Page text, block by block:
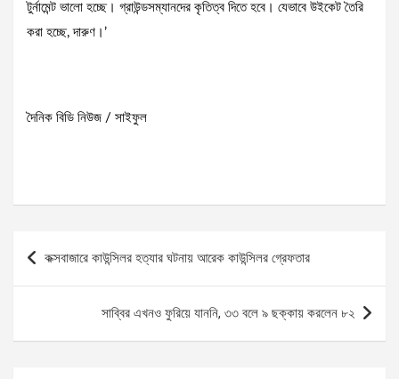
টুর্নামেন্ট ভালো হচ্ছে। গ্রাউন্ডসম্যানদের কৃতিত্ব দিতে হবে। যেভাবে উইকেট তৈরি
করা হচ্ছে, দারুণ।’
দৈনিক বিডি নিউজ / সাইফুল
Post
navigation
কক্সবাজারে কাউন্সিলর হত্যার ঘটনায় আরেক কাউন্সিলর গ্রেফতার
সাব্বির এখনও ফুরিয়ে যাননি, ৩৩ বলে ৯ ছক্কায় করলেন ৮২